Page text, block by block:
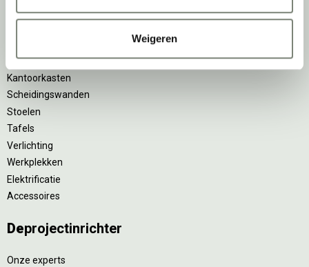
Weigeren
Duo bureaus
Zitmeubilair
Kantoorkasten
Scheidingswanden
Stoelen
Tafels
Verlichting
Werkplekken
Elektrificatie
Accessoires
Deprojectinrichter
Onze experts